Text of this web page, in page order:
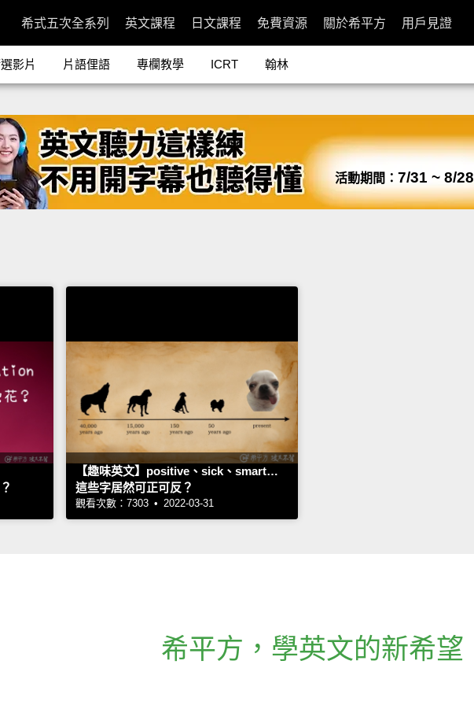
希式五次全系列 英文課程 日文課程 免費資源 關於希平方 用戶見證
影片 片語俚語 專欄教學 ICRT 翰林
活動期間： 7/31 ~ 8/28
【趣味英文】positive、sick、smart…
這些字居然可正可反？
觀看次數：7303 • 2022-03-31
希平方 ， 學英文的新希望